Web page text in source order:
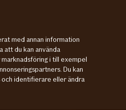
med annan information
att du kan använda
i till exempel
Du kan
och identifierare eller ändra